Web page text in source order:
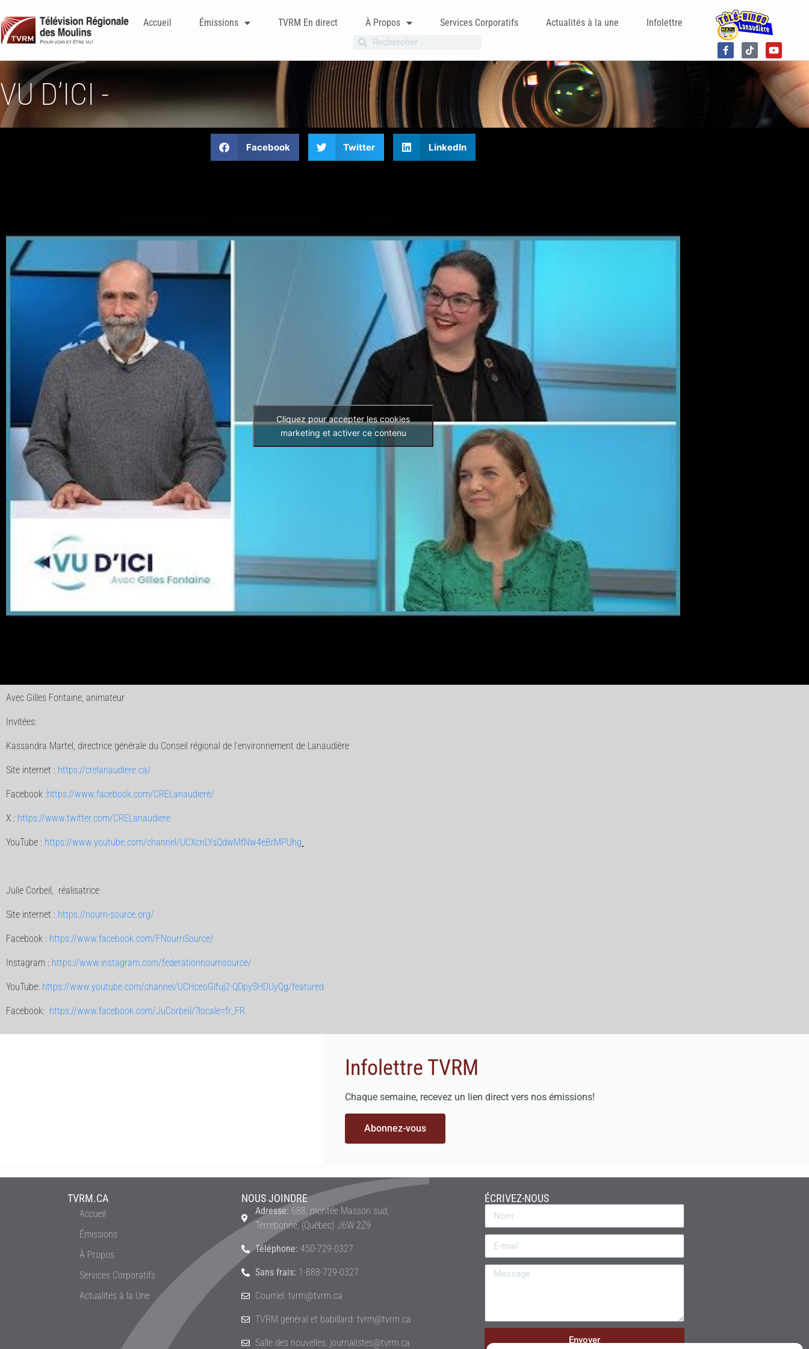
Accueil Émissions TVRM En direct À Propos Services Corporatifs Actualités à la une Infolettre
VU D’ICI -
Facebook Twitter LinkedIn
Cliquez pour accepter les cookies
marketing et activer ce contenu
Avec Gilles Fontaine, animateur
Invitées:
Kassandra Martel, directrice générale du Conseil régional de l’environnement de Lanaudière
Site internet : https://crelanaudiere.ca/
Facebook :https://www.facebook.com/CRELanaudiere/
X : https://www.twitter.com/CRELanaudiere
YouTube : https://www.youtube.com/channel/UCXcnLYsQdwMfNw4eBrMPUhg
Julie Corbeil, réalisatrice
Site internet : https://nourri-source.org/
Facebook : https://www.facebook.com/FNourriSource/
Instagram : https://www.instagram.com/federationnourrisource/
YouTube: https://www.youtube.com/channel/UCHceoGlfuj2-QDpySHDUyQg/featured
Facebook: https://www.facebook.com/JuCorbeil/?locale=fr_FR
Infolettre TVRM
Chaque semaine, recevez un lien direct vers nos émissions!
Abonnez-vous
TVRM.CA
Accueil
Émissions
À Propos
Services Corporatifs
Actualités à la Une
NOUS JOINDRE
Adresse: 688, montée Masson sud,
Terrebonne, (Québec) J6W 2Z9
Téléphone: 450-729-0327
Sans frais: 1-888-729-0327
Courriel: tvrm@tvrm.ca
TVRM général et babillard: tvrm@tvrm.ca
Salle des nouvelles: journalistes@tvrm.ca
ÉCRIVEZ-NOUS
Envoyer